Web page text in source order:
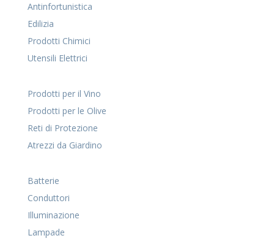
Antinfortunistica
Edilizia
Prodotti Chimici
Utensili Elettrici
Prodotti per il Vino
Prodotti per le Olive
Reti di Protezione
Atrezzi da Giardino
Batterie
Conduttori
Illuminazione
Lampade